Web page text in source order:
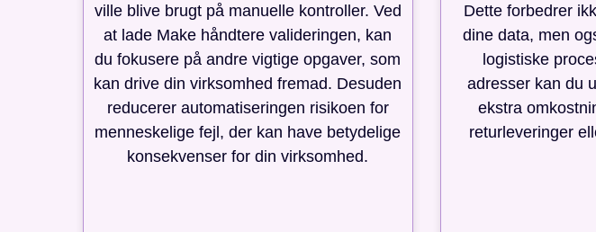
ville blive brugt på manuelle kontroller. Ved
at lade Make håndtere valideringen, kan
du fokusere på andre vigtige opgaver, som
kan drive din virksomhed fremad. Desuden
reducerer automatiseringen risikoen for
menneskelige fejl, der kan have betydelige
konsekvenser for din virksomhed.
Dette forbedrer
dine data, men
logistiske
adresser kan du
ekstra
returleveringer